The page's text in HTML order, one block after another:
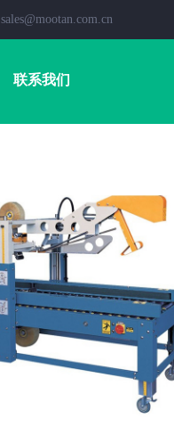
sales@mootan.com.cn
联系我们